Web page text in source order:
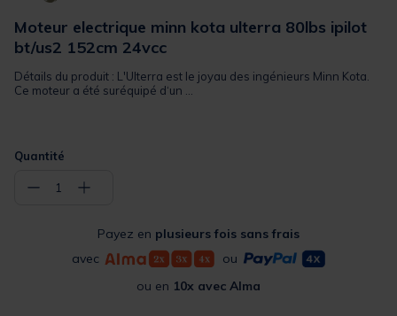
Moteur electrique minn kota ulterra 80lbs ipilot
bt/us2 152cm 24vcc
Détails du produit : L'Ulterra est le joyau des ingénieurs Minn Kota.
Ce moteur a été suréquipé d‘un ...
Quantité
− 1 +
Payez en plusieurs fois sans frais
avec
ou
ou en 10x avec Alma